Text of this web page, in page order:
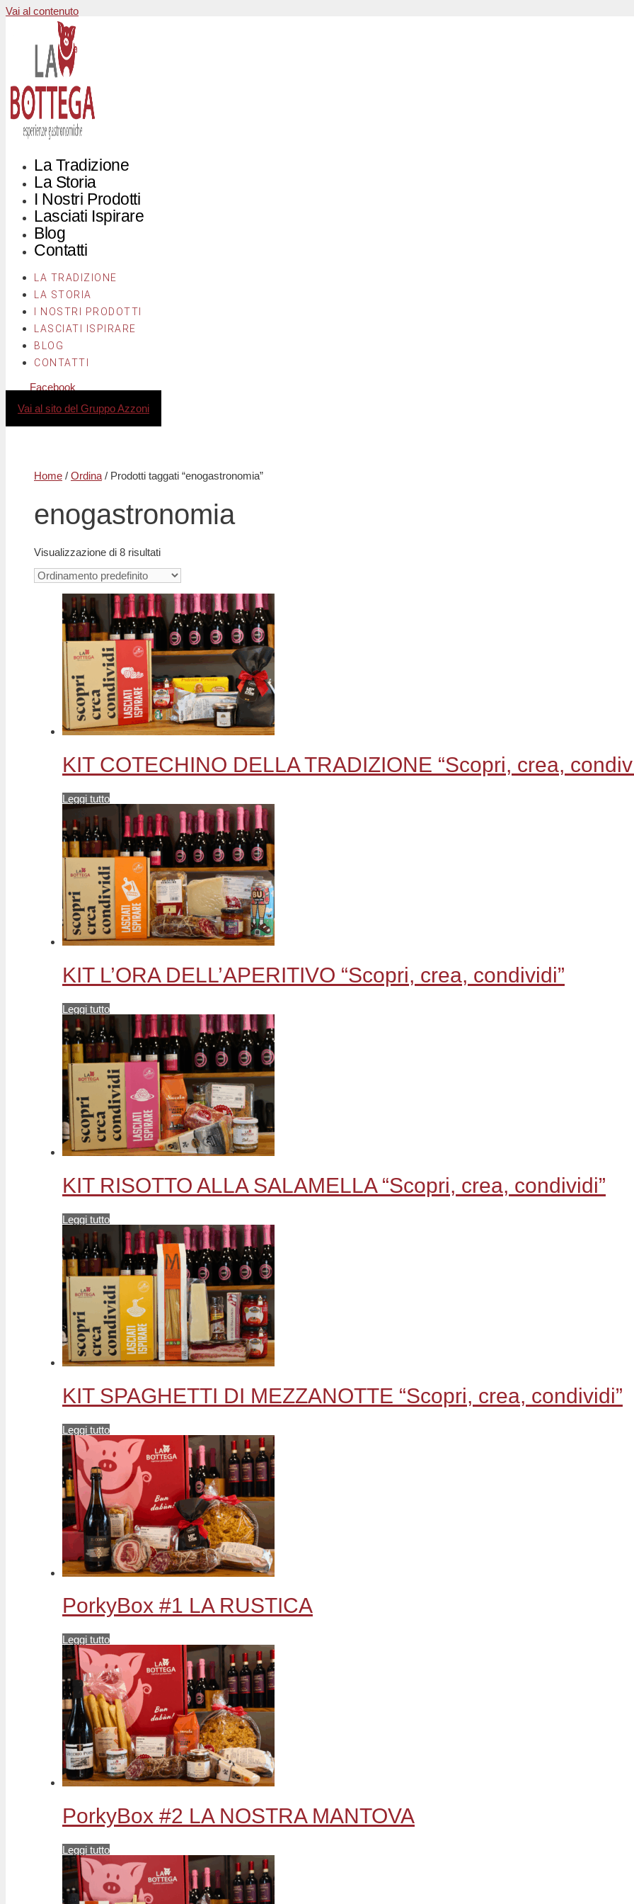
Vai al contenuto
La Tradizione
La Storia
I Nostri Prodotti
Lasciati Ispirare
Blog
Contatti
LA TRADIZIONE
LA STORIA
I NOSTRI PRODOTTI
LASCIATI ISPIRARE
BLOG
CONTATTI
Facebook
Vai al sito del Gruppo Azzoni
Home / Ordina / Prodotti taggati “enogastronomia”
enogastronomia
Visualizzazione di 8 risultati
KIT COTECHINO DELLA TRADIZIONE “Scopri, crea,
Leggi tutto
KIT L’ORA DELL’APERITIVO “Scopri, crea, condividi”
Leggi tutto
KIT RISOTTO ALLA SALAMELLA “Scopri, crea, condividi”
Leggi tutto
KIT SPAGHETTI DI MEZZANOTTE “Scopri, crea, condividi”
Leggi tutto
PorkyBox #1 LA RUSTICA
Leggi tutto
PorkyBox #2 LA NOSTRA MANTOVA
Leggi tutto